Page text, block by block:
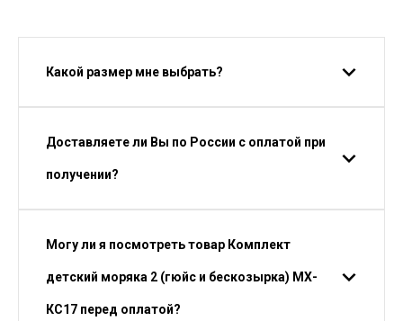
Какой размер мне выбрать?
Доставляете ли Вы по России с оплатой при
получении?
Могу ли я посмотреть товар Комплект
детский моряка 2 (гюйс и бескозырка) МХ-
КС17 перед оплатой?